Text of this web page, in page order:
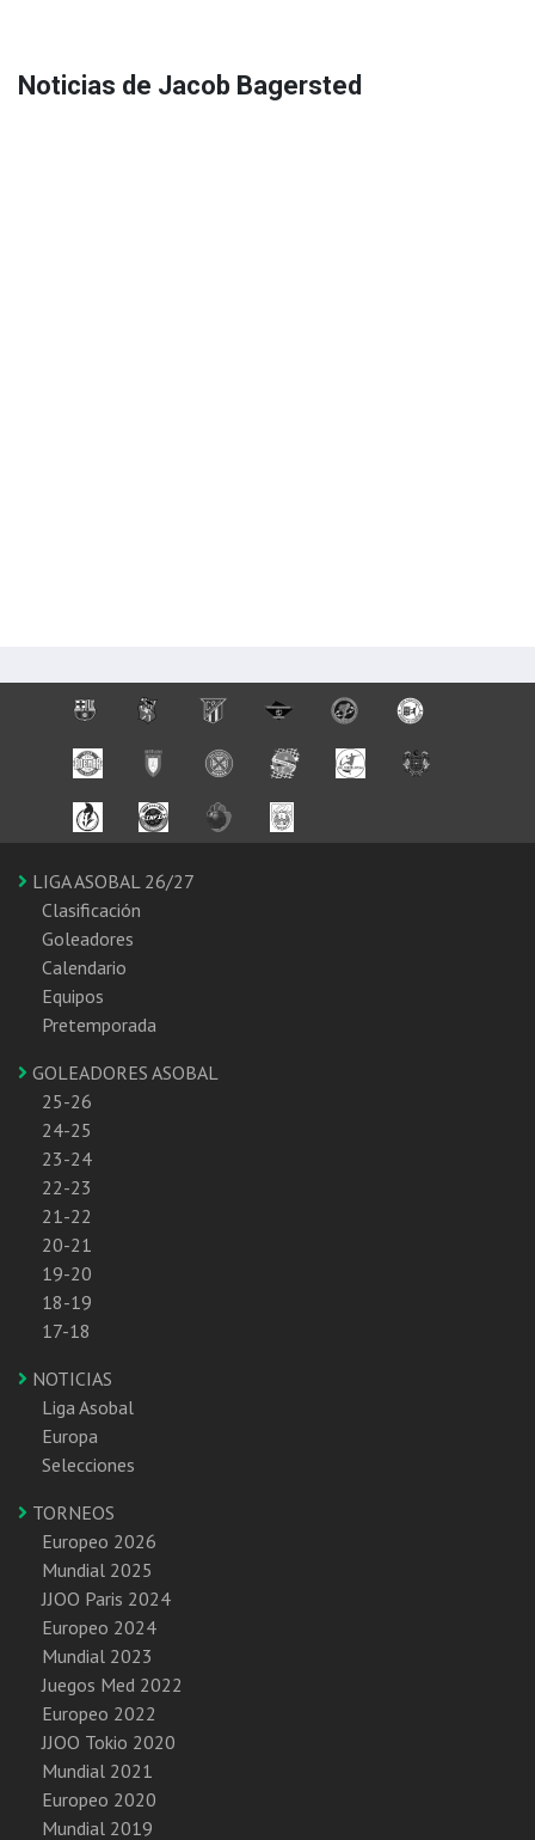
Noticias de Jacob Bagersted
LIGA ASOBAL 26/27
Clasificación
Goleadores
Calendario
Equipos
Pretemporada
GOLEADORES ASOBAL
25-26
24-25
23-24
22-23
21-22
20-21
19-20
18-19
17-18
NOTICIAS
Liga Asobal
Europa
Selecciones
TORNEOS
Europeo 2026
Mundial 2025
JJOO Paris 2024
Europeo 2024
Mundial 2023
Juegos Med 2022
Europeo 2022
JJOO Tokio 2020
Mundial 2021
Europeo 2020
Mundial 2019